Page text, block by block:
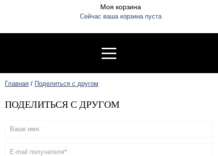
Моя корзина
Сейчас ваша корзина пуста
Главная / Поделиться с другом
ПОДЕЛИТЬСЯ С ДРУГОМ